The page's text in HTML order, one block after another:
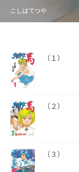
こしばてつや
（１）
（２）
（３）